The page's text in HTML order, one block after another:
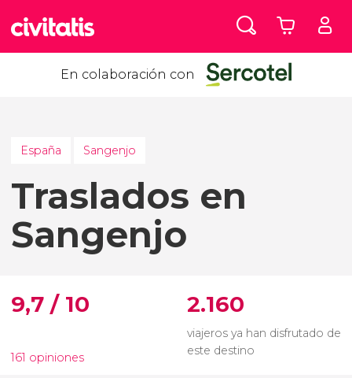
En colaboración con
España Sangenjo
Traslados en
Sangenjo
9,7 / 10
161 opiniones
2.160
viajeros ya han disfrutado de
este destino